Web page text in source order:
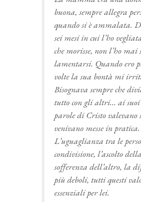
buona, sempre allegra
quando si è ammalata.
sei mesi in cui l’ho
che morisse, non l’ho mai
lamentarsi. Quando ero
volte la sua bontà mi
Bisognava sempre che
tutto con gli altri… ai suoi
parole di Cristo valevano
venivano messe in pratica.
L’uguaglianza tra le
condivisione, l’ascolto della
sofferenza dell’altro, la
più deboli, tutti questi
essenziali per lei.